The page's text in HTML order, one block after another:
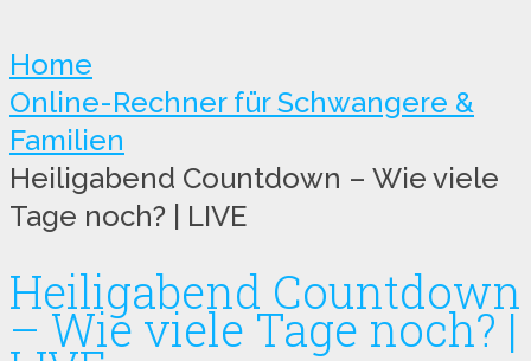
Home
Online-Rechner für Schwangere &
Familien
Heiligabend Countdown – Wie viele
Tage noch? | LIVE
Heiligabend Countdown
– Wie viele Tage noch? |